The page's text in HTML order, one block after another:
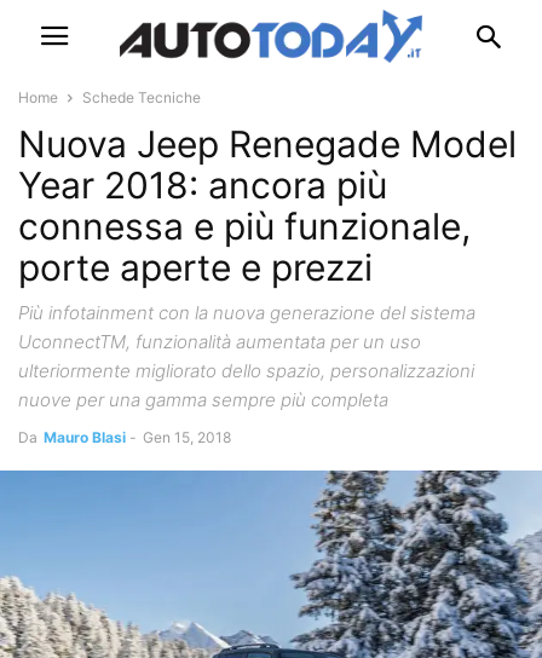
Home Schede Tecniche
Nuova Jeep Renegade Model
Year 2018: ancora più
connessa e più funzionale,
porte aperte e prezzi
Più infotainment con la nuova generazione del sistema
UconnectTM, funzionalità aumentata per un uso
ulteriormente migliorato dello spazio, personalizzazioni
nuove per una gamma sempre più completa
Da Mauro Blasi - Gen 15, 2018